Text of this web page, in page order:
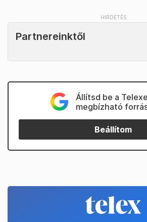
Partnereinktől
Állítsd be a
megbízható
Beállítom